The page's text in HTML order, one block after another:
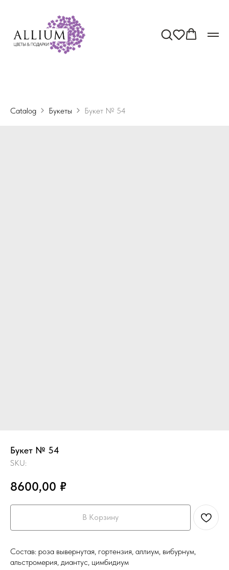
Catalog Букеты Букет № 54
Букет № 54
SKU:
8600,00 ₽
В Корзину
Состав: роза вывернутая, гортензия, аллиум, вибурнум,
альстромерия, диантус, цимбидиум